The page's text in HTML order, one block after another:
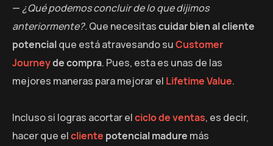
— ¿Qué podemos concluir de lo que dijimos
anteriormente?.Que necesitascuidar bien al cliente
potencialque está atravesando suCustomer
Journeyde compra. Pues, esta es unas de las
mejores maneras para mejorar el Lifetime Value.
Incluso si logras acortar elciclo de ventas, es decir,
hacer que elcliente potencial madure más